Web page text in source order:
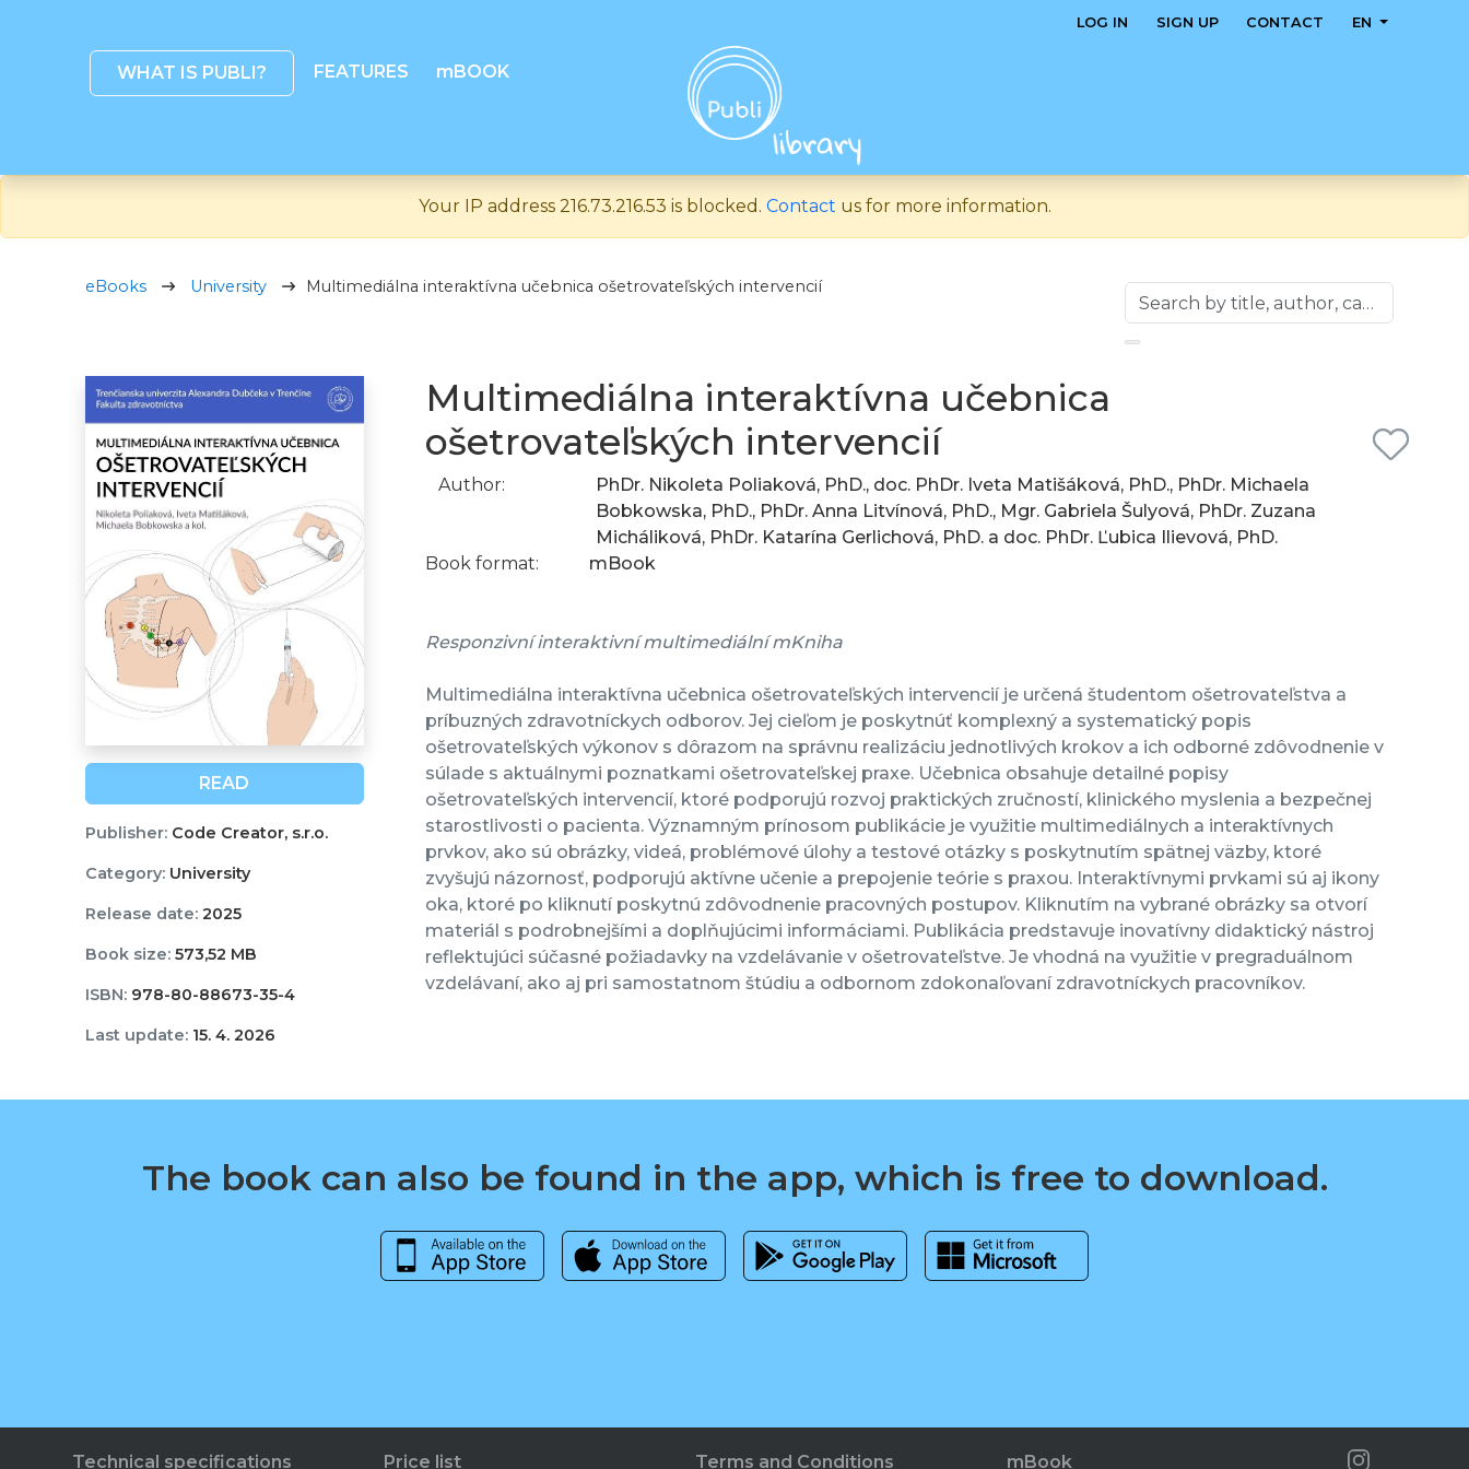
WHAT IS PUBLI? FEATURES mBOOK
LOG IN SIGN UP CONTACT EN
Your IP address 216.73.216.53 is blocked. Contact us for more information.
eBooks University Multimediálna interaktívna učebnica ošetrovateľských intervencií
READ
Publisher:Code Creator, s.r.o.
Category:University
Release date:2025
Book size:573,52 MB
ISBN:978-80-88673-35-4
Last update:15. 4. 2026
Multimediálna interaktívna učebnica
ošetrovateľských intervencií
Author:
PhDr. Nikoleta Poliaková, PhD., doc. PhDr. Iveta Matišáková, PhD., PhDr. Michaela
Bobkowska, PhD., PhDr. Anna Litvínová, PhD., Mgr. Gabriela Šulyová, PhDr. Zuzana
Micháliková, PhDr. Katarína Gerlichová, PhD. a doc. PhDr. Ľubica Ilievová, PhD.
Book format:
mBook
Responzivní interaktivní multimediální mKniha
Multimediálna interaktívna učebnica ošetrovateľských intervencií je určená študentom ošetrovateľstva a
príbuzných zdravotníckych odborov. Jej cieľom je poskytnúť komplexný a systematický popis
ošetrovateľských výkonov s dôrazom na správnu realizáciu jednotlivých krokov a ich odborné zdôvodnenie v
súlade s aktuálnymi poznatkami ošetrovateľskej praxe. Učebnica obsahuje detailné popisy
ošetrovateľských intervencií, ktoré podporujú rozvoj praktických zručností, klinického myslenia a bezpečnej
starostlivosti o pacienta. Významným prínosom publikácie je využitie multimediálnych a interaktívnych
prvkov, ako sú obrázky, videá, problémové úlohy a testové otázky s poskytnutím spätnej väzby, ktoré
zvyšujú názornosť, podporujú aktívne učenie a prepojenie teórie s praxou. Interaktívnymi prvkami sú aj ikony
oka, ktoré po kliknutí poskytnú zdôvodnenie pracovných postupov. Kliknutím na vybrané obrázky sa otvorí
materiál s podrobnejšími a doplňujúcimi informáciami. Publikácia predstavuje inovatívny didaktický nástroj
reflektujúci súčasné požiadavky na vzdelávanie v ošetrovateľstve. Je vhodná na využitie v pregraduálnom
vzdelávaní, ako aj pri samostatnom štúdiu a odbornom zdokonaľovaní zdravotníckych pracovníkov.
The book can also be found in the app, which is free to download.
Technical specifications Price list Terms and Conditions mBook